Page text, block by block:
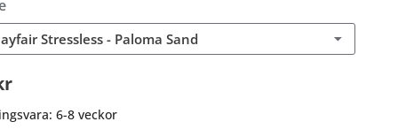
Stressless - Paloma Sand
6-8 veckor